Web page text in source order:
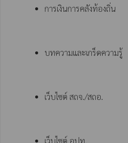
การเงินการคลังท้องถิ่น
บทความและเกร็ดความรู้
เว็บไซต์ สถจ./สถอ.
เว็บไซต์ อปท.